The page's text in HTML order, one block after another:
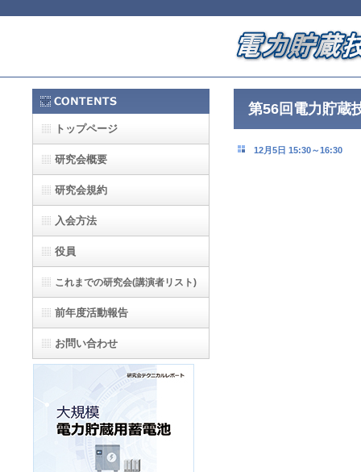
第56回電力貯蔵
12月5日 15:30～16:30
トップページ
研究会概要
研究会規約
入会方法
役員
これまでの研究会(講演者リスト)
前年度活動報告
お問い合わせ